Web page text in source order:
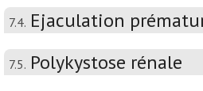
7.4. Ejaculation
7.5. Polykystose rénale